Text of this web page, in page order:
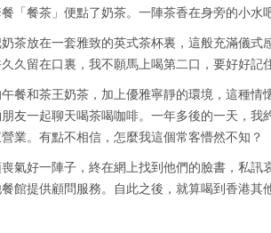
「餐茶」便點了奶茶。一陣茶香在身旁的小水
奶茶放在一套雅致的英式茶杯裏，這般充滿儀
久留在口裏，我不願馬上喝第二口，要好好記住
餐和茶王奶茶，加上優雅寧靜的環境，這種
友一起聊天喝茶喝咖啡。一年多後的一天，
業。有點不相信，怎麼我這個常客懵然不知？
氣好一陣子，終在網上找到他們的臉書，私
館提供顧問服務。自此之後，就算喝到香港